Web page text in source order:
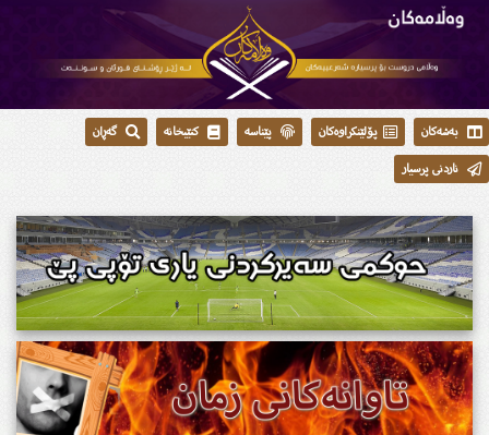
بەشەکان پۆلێنکراوەکان پێناسە کتێبخانە
گەڕان
ناردنی پرسیار